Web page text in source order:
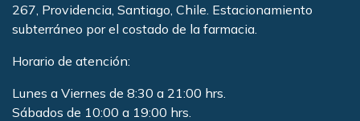
267, Providencia, Santiago, Chile. Estacionamiento
subterráneo por el costado de la farmacia.
Horario de atención:
Lunes a Viernes de 8:30 a 21:00 hrs.
Sábados de 10:00 a 19:00 hrs.